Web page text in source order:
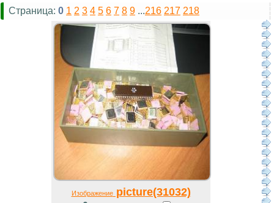
Страница: 0 1 2 3 4 5 6 7 8 9 ...216 217 218
Изображениеpicture(31032)